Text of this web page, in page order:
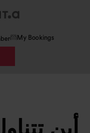
My Bookings